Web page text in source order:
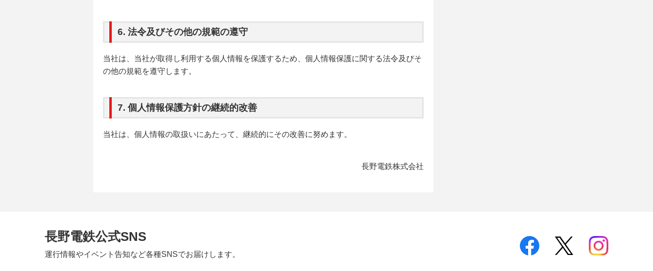
6. 法令及びその他の規範の遵守
当社は、当社が取得し利用する個人情報を保護するため、個人情報保護に関する法令及びそ
の他の規範を遵守します。
7. 個人情報保護方針の継続的改善
当社は、個人情報の取扱いにあたって、継続的にその改善に努めます。
長野電鉄株式会社
長野電鉄公式SNS
運行情報やイベント告知など各種SNSでお届けします。